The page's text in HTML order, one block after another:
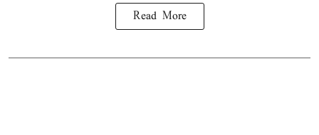
Read More